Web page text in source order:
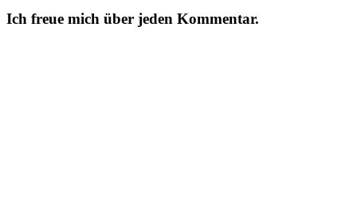
Ich freue mich über jeden Kommentar.